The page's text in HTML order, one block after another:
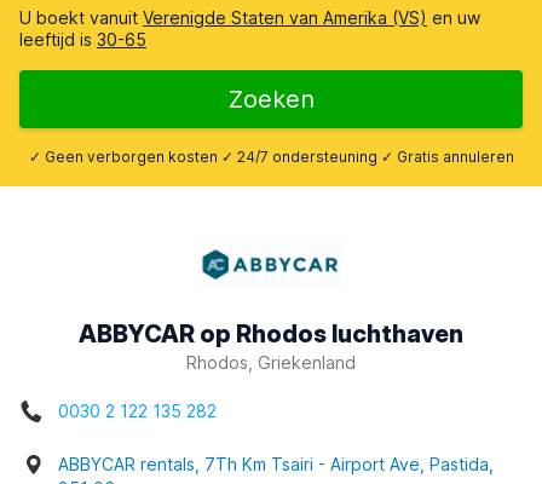
U boekt vanuit Verenigde Staten van Amerika (VS) en uw
leeftijd is 30-65
Zoeken
✓ Geen verborgen kosten ✓ 24/7 ondersteuning ✓ Gratis annuleren
ABBYCAR op Rhodos luchthaven
Rhodos, Griekenland
0030 2 122 135 282
ABBYCAR rentals, 7Th Km Tsairi - Airport Ave, Pastida,